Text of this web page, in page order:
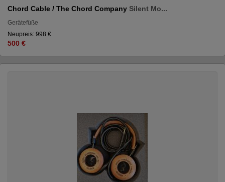
Chord Cable / The Chord Company Silent Mo...
Gerätefüße
Neupreis: 998 €
500 €